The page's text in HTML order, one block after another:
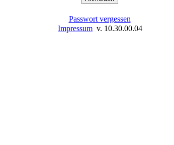
Passwort vergessen
Impressum v. 10.30.00.04